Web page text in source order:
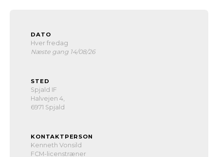
DATO
Hver fredag
Næste gang 14/08/26
STED
Spjald IF
Halvejen 4,
6971 Spjald
KONTAKTPERSON
Kenneth Vonsild
FCM-licenstræner